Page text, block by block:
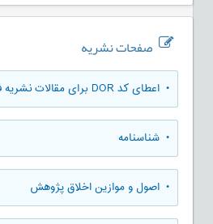
صفحات نشریه
• اعطای کد DOR برای مقالات نشریه فلسفه تربیت
• شناسنامه
• اصول و موازین اخلاق پژوهش